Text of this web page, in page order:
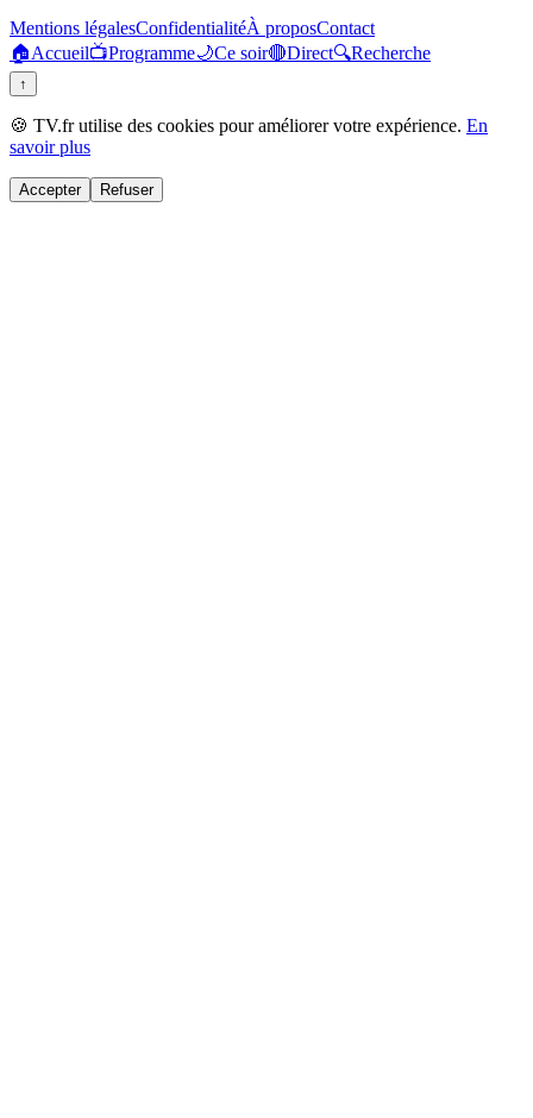
Mentions légalesConfidentialitéÀ proposContact
🏠Accueil📺Programme🌙Ce soir🔴Direct🔍Recherche
↑
🍪 TV.fr utilise des cookies pour améliorer votre expérience. En
savoir plus
Accepter Refuser